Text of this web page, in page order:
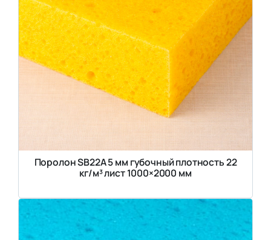
Поролон SB22A 5 мм губочный плотность 22
кг/м³ лист 1000×2000 мм